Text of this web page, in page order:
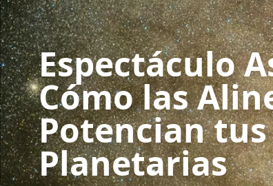
Espectáculo
Cómo las
Potencian
Planetarias